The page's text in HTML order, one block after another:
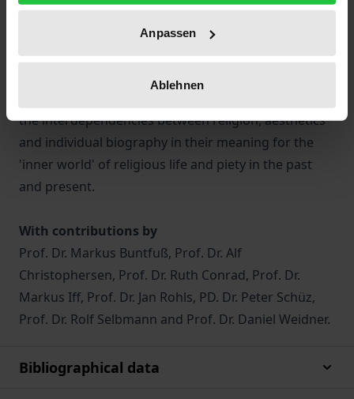
Anpassen
Ablehnen
ne edition of de Wettes didactic “Bildungsroman”,
the accompanying scholarly volume open up
theological, philosophical and literary approaches to
the interdependencies between religion, aesthetics
and individual biography in their meaning for the
'inner world' of religious life and piety in the past
and present.
With contributions by
Prof. Dr. Markus Buntfuß, Prof. Dr. Alf
Christophersen, Prof. Dr. Ruth Conrad, Prof. Dr.
Markus Iff, Prof. Dr. Jan Rohls, PD. Dr. Peter Schüz,
Prof. Dr. Rolf Selbmann and Prof. Dr. Daniel Weidner.
Bibliographical data